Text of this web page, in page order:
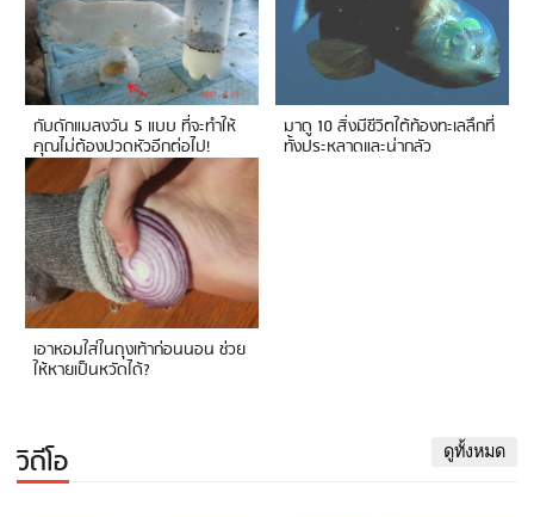
กับดักแมลงวัน 5 แบบ ที่จะทำให้
คุณไม่ต้องปวดหัวอีกต่อไป!
มาดู 10 สิ่งมีชีวิตใต้ท้องทะเลลึกที่
ทั้งประหลาดและน่ากลัว
เอาหอมใส่ในถุงเท้าก่อนนอน ช่วย
ให้หายเป็นหวัดได้?
วิดีโอ ดูทั้งหมด